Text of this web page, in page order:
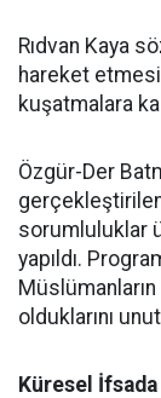
Rıdvan Kaya
hareket
kuşatmalara
Özgür-Der
sorumluluklar
yapıldı.
olduklarını
Küresel